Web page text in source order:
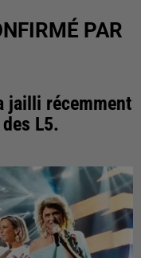
PAR
jailli récemment
L5.